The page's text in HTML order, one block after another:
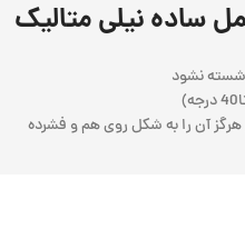
ساده نیلی متالیک
شسته نشود
هرگز آن را به شکل روی هم و فشرده